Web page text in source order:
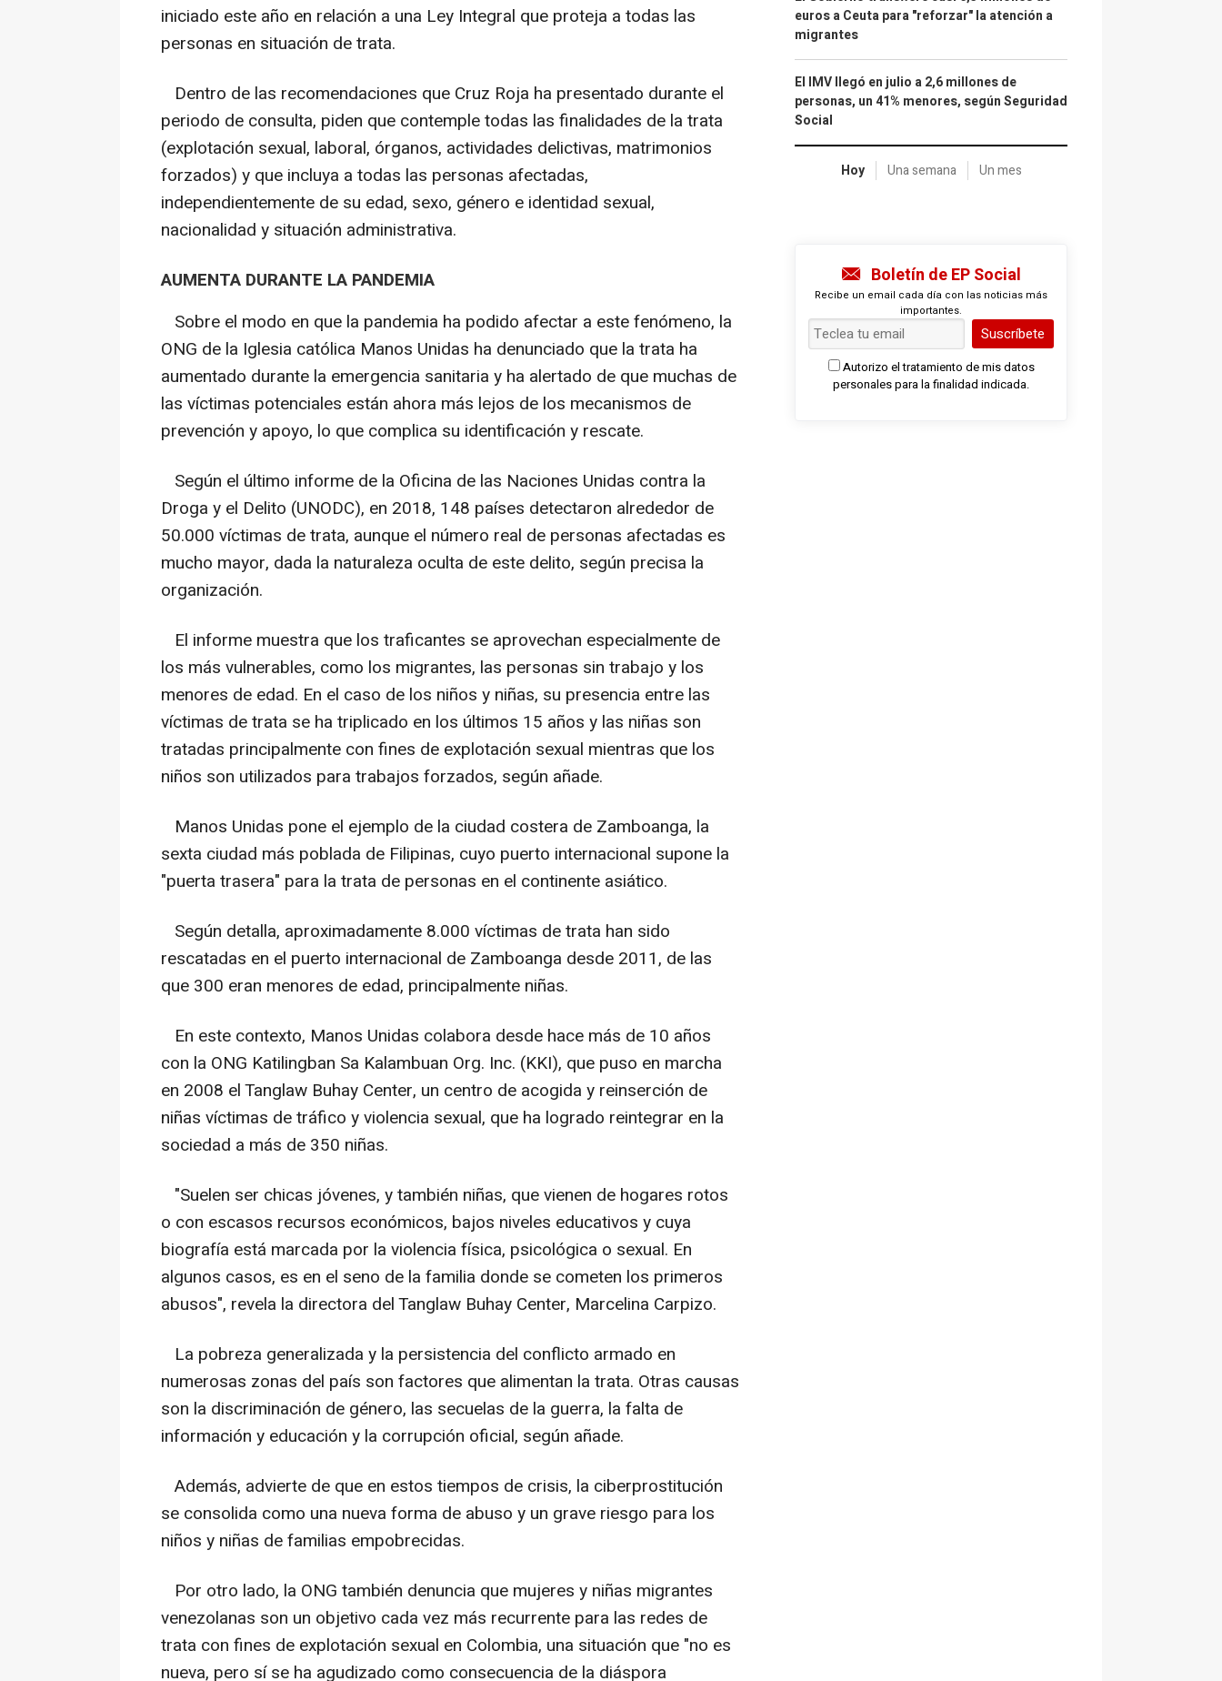
iniciado este año en relación a una Ley Integral que proteja a todas las
personas en situación de trata.
Dentro de las recomendaciones que Cruz Roja ha presentado durante el
periodo de consulta, piden que contemple todas las finalidades de la trata
(explotación sexual, laboral, órganos, actividades delictivas, matrimonios
forzados) y que incluya a todas las personas afectadas,
independientemente de su edad, sexo, género e identidad sexual,
nacionalidad y situación administrativa.
AUMENTA DURANTE LA PANDEMIA
Sobre el modo en que la pandemia ha podido afectar a este fenómeno, la
ONG de la Iglesia católica Manos Unidas ha denunciado que la trata ha
aumentado durante la emergencia sanitaria y ha alertado de que muchas de
las víctimas potenciales están ahora más lejos de los mecanismos de
prevención y apoyo, lo que complica su identificación y rescate.
Según el último informe de la Oficina de las Naciones Unidas contra la
Droga y el Delito (UNODC), en 2018, 148 países detectaron alrededor de
50.000 víctimas de trata, aunque el número real de personas afectadas es
mucho mayor, dada la naturaleza oculta de este delito, según precisa la
organización.
El informe muestra que los traficantes se aprovechan especialmente de
los más vulnerables, como los migrantes, las personas sin trabajo y los
menores de edad. En el caso de los niños y niñas, su presencia entre las
víctimas de trata se ha triplicado en los últimos 15 años y las niñas son
tratadas principalmente con fines de explotación sexual mientras que los
niños son utilizados para trabajos forzados, según añade.
Manos Unidas pone el ejemplo de la ciudad costera de Zamboanga, la
sexta ciudad más poblada de Filipinas, cuyo puerto internacional supone la
"puerta trasera" para la trata de personas en el continente asiático.
Según detalla, aproximadamente 8.000 víctimas de trata han sido
rescatadas en el puerto internacional de Zamboanga desde 2011, de las
que 300 eran menores de edad, principalmente niñas.
En este contexto, Manos Unidas colabora desde hace más de 10 años
con la ONG Katilingban Sa Kalambuan Org. Inc. (KKI), que puso en marcha
en 2008 el Tanglaw Buhay Center, un centro de acogida y reinserción de
niñas víctimas de tráfico y violencia sexual, que ha logrado reintegrar en la
sociedad a más de 350 niñas.
"Suelen ser chicas jóvenes, y también niñas, que vienen de hogares rotos
o con escasos recursos económicos, bajos niveles educativos y cuya
biografía está marcada por la violencia física, psicológica o sexual. En
algunos casos, es en el seno de la familia donde se cometen los primeros
abusos", revela la directora del Tanglaw Buhay Center, Marcelina Carpizo.
La pobreza generalizada y la persistencia del conflicto armado en
numerosas zonas del país son factores que alimentan la trata. Otras causas
son la discriminación de género, las secuelas de la guerra, la falta de
información y educación y la corrupción oficial, según añade.
Además, advierte de que en estos tiempos de crisis, la ciberprostitución
se consolida como una nueva forma de abuso y un grave riesgo para los
niños y niñas de familias empobrecidas.
Por otro lado, la ONG también denuncia que mujeres y niñas migrantes
venezolanas son un objetivo cada vez más recurrente para las redes de
trata con fines de explotación sexual en Colombia, una situación que "no es
nueva, pero sí se ha agudizado como consecuencia de la diáspora
euros a Ceuta para "reforzar" la atención a
migrantes
El IMV llegó en julio a 2,6 millones de
personas, un 41% menores, según Seguridad
Social
Hoy Una semana Un mes
Boletín de EP Social
Recibe un email cada día con las noticias más
importantes.
Suscríbete
Autorizo el tratamiento de mis datos
personales para la finalidad indicada.